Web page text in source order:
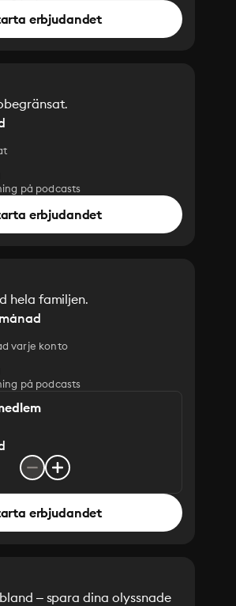
erbjudandet
på podcasts
erbjudandet
hela familjen.
varje konto
på podcasts
erbjudandet
– spara dina olyssnade